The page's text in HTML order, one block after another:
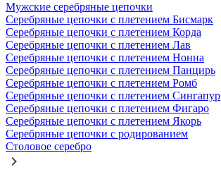
Мужские серебряные цепочки
Серебряные цепочки с плетением Бисмарк
Серебряные цепочки с плетением Корда
Серебряные цепочки с плетением Лав
Серебряные цепочки с плетением Нонна
Серебряные цепочки с плетением Панцирь
Серебряные цепочки с плетением Ромб
Серебряные цепочки с плетением Сингапур
Серебряные цепочки с плетением Фигаро
Серебряные цепочки с плетением Якорь
Серебряные цепочки с родированием
Столовое серебро